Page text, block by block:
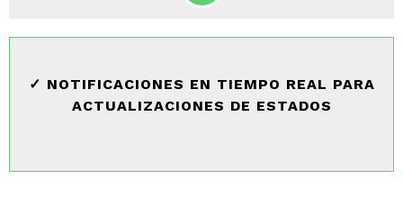
✓ NOTIFICACIONES EN TIEMPO REAL PARA
ACTUALIZACIONES DE ESTADOS